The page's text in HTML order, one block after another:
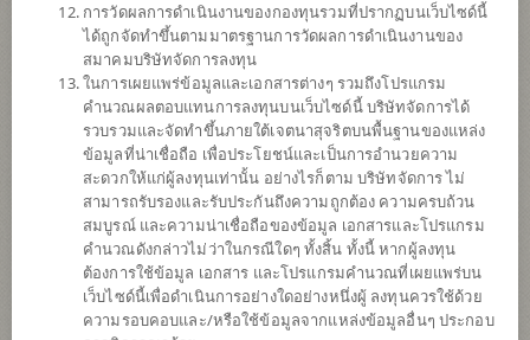
ประวัติการจ่ายเงินปันผล
ประวัติการลดทุน
นโยบาย
ทรัพย์สินที่กองทุนรวมลงทุนครั้งแรก คือ ทรัพย์สินโครงสร้างพื้นฐาน
โทรคมนาคม โดยกองทุนรวมจะจัดหาผลประโยชน์จากทรัพย์สิน
โครงสร้างพื้นฐานโทรคมนาคมด้วยการรับรายได้สุทธิ (ในกรณีของ
ทรัพย์สินโครงสร้างพื้นฐานโทรคมนาคมที่กองทุนรวมจะซื้อและรับโอน
จากบริษัท บีเอฟเคที (ประเทศไทย) จำกัด และเสาโทรคมนาคมที่
กองทุนรวมจะซื้อและรับโอนจากบริษัท เอเซีย ไวร์เลส คอมมิวนิเคชั่น
จำกัด) และการให้ผู้อื่นเช่า ดำเนินการ บำรุงรักษา และบริหารจัดการ
การวัดผลการดำเนินงานของกองทุนรวมที่ปรากฏบนเว็บไซด์นี้
ได้ถูกจัดทำขึ้นตามมาตรฐานการวัดผลการดำเนินงานของ
สมาคมบริษัทจัดการลงทุน
ในการเผยแพร่ข้อมูลและเอกสารต่างๆ รวมถึงโปรแกรม
คำนวณผลตอบแทนการลงทุนบนเว็บไซด์นี้ บริษัทจัดการได้
รวบรวมและจัดทำขึ้นภายใต้เจตนาสุจริตบนพื้นฐานของแหล่ง
ข้อมูลที่น่าเชื่อถือ เพื่อประโยชน์และเป็นการอำนวยความ
สะดวกให้แก่ผู้ลงทุนเท่านั้น อย่างไรก็ตาม บริษัทจัดการ ไม่
สามารถรับรองและรับประกันถึงความถูกต้อง ความครบถ้วน
สมบูรณ์ และความน่าเชื่อถือของข้อมูล เอกสารและโปรแกรม
คำนวณดังกล่าวไม่ว่าในกรณีใดๆ ทั้งสิ้น ทั้งนี้ หากผู้ลงทุน
ต้องการใช้ข้อมูล เอกสาร และโปรแกรมคำนวณที่เผยแพร่บน
เว็บไซด์นี้เพื่อดำเนินการอย่างใดอย่างหนึ่งผู้ ลงทุนควรใช้ด้วย
ความรอบคอบและ/หรือใช้ข้อมูลจากแหล่งข้อมูลอื่นๆ ประกอบ